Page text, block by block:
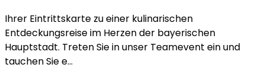
Ihrer Eintrittskarte zu einer kulinarischen
Entdeckungsreise im Herzen der bayerischen
Hauptstadt. Treten Sie in unser Teamevent ein und
tauchen Sie e…